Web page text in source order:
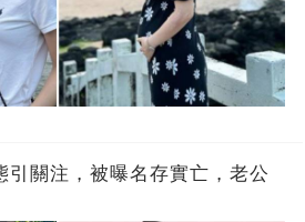
引關注，被曝名存實亡，老公